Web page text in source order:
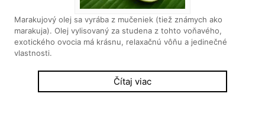
Marakujový olej sa vyrába z mučeniek (tiež známych ako
marakuja). Olej vylisovaný za studena z tohto voňavého,
exotického ovocia má krásnu, relaxačnú vôňu a jedinečné
vlastnosti.
Čítaj viac